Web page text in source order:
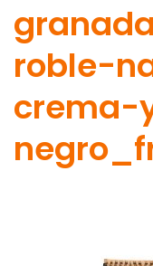
roble-
crema-